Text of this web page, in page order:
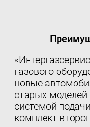
газового
новые
старых
системой
комплект